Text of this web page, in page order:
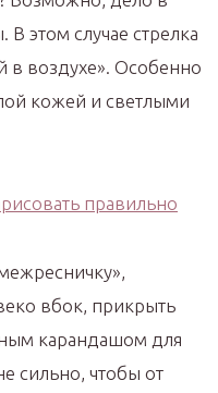
этом случае стрелка
в воздухе». Особенно
кожей и светлыми
вбок, прикрыть
карандашом для
сильно, чтобы от